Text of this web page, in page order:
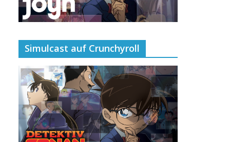
Simulcast auf Crunchyroll